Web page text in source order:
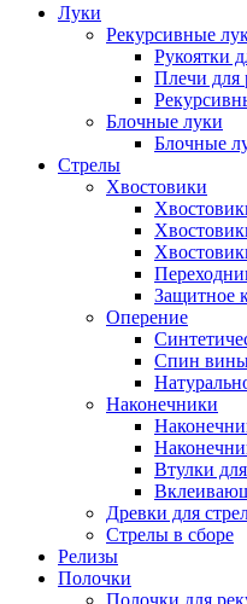
Луки
Рекурсивные
Рукоятки
Плечи для
Блочные луки
Блочные
Стрелы
Хвостовики
Защитное
Оперение
Спин
Наконечники
Втулки
Древки для
Стрелы в сборе
Релизы
Полочки
Полочки для